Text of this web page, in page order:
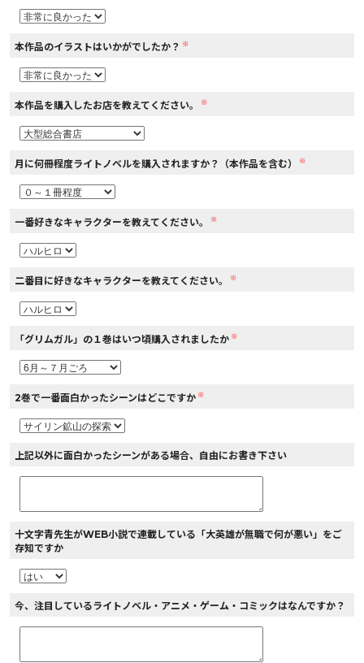
閉じる
本作品のイラストはいかがでしたか？ ※
本作品を購入したお店を教えてください。 ※
月に何冊程度ライトノベルを購入されますか？（本作品を含む） ※
一番好きなキャラクターを教えてください。 ※
二番目に好きなキャラクターを教えてください。 ※
「グリムガル」の１巻はいつ頃購入されましたか ※
2巻で一番面白かったシーンはどこですか ※
上記以外に面白かったシーンがある場合、自由にお書き下さい
十文字青先生がWEB小説で連載している「大英雄が無職で何が悪い」をご
存知ですか
今、注目しているライトノベル・アニメ・ゲーム・コミックはなんですか？